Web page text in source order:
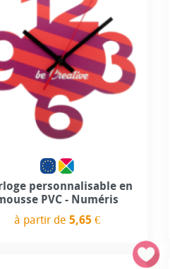
incluse
personnalisable en
PVC - Numéris
à partir de5,65 €